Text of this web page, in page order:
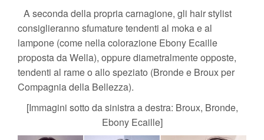
A seconda della propria carnagione, gli hair stylist
consiglieranno sfumature tendenti al moka e al
lampone (come nella colorazione Ebony Ecaille
proposta da Wella), oppure diametralmente opposte,
tendenti al rame o allo speziato (Bronde e Broux per
Compagnia della Bellezza).
[Immagini sotto da sinistra a destra: Broux, Bronde,
Ebony Ecaille]